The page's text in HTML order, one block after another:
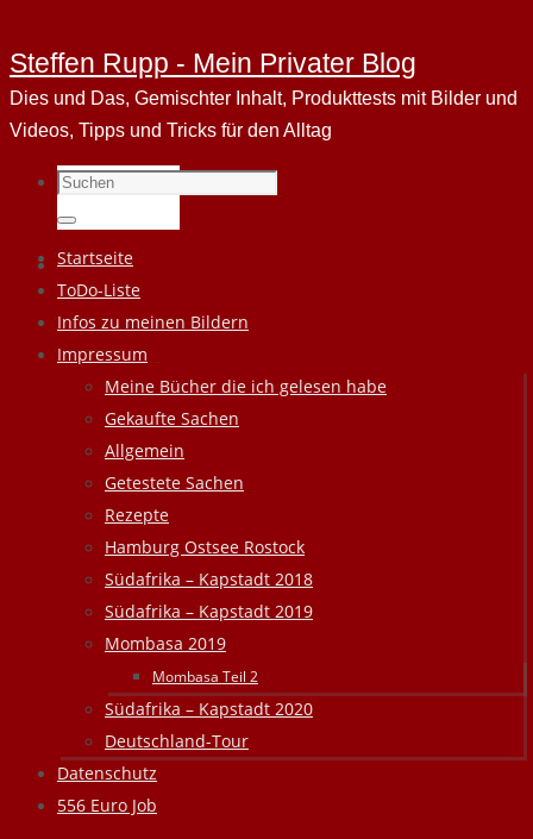
Steffen Rupp - Mein Privater Blog
Dies und Das, Gemischter Inhalt, Produkttests mit Bilder und
Videos, Tipps und Tricks für den Alltag
Suchen
nach:
Suchen
Zum
Inhalt
springen
Startseite
ToDo-Liste
Infos zu meinen Bildern
Impressum
Meine Bücher die ich gelesen habe
Gekaufte Sachen
Allgemein
Getestete Sachen
Rezepte
Hamburg Ostsee Rostock
Südafrika – Kapstadt 2018
Südafrika – Kapstadt 2019
Mombasa 2019
Mombasa Teil 2
Südafrika – Kapstadt 2020
Deutschland-Tour
Datenschutz
556 Euro Job